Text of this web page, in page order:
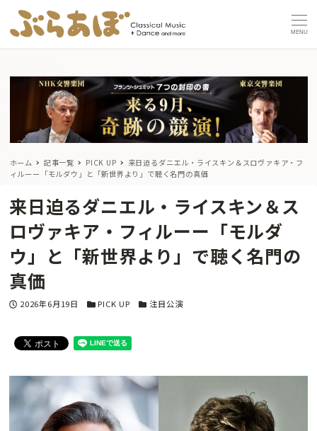
MENU
ホーム 記事一覧 PICK UP
来日迫るダニエル・ライスキン＆スロヴァキア・フ
ィルーー「モルダウ」と「新世界より」で聴く名門の真価
来日迫るダニエル・ライスキン＆ス
ロヴァキア・フィルーー「モルダ
ウ」と「新世界より」で聴く名門の
真価
投稿日
2026年6月19日 カテゴリー
PICK UP カテゴリー
注目公演